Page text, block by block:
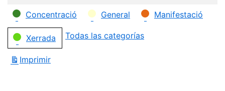
Categorías
Concentració General Manifestació
Xerrada Todas las categorías
Imprimir